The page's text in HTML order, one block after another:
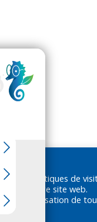
des statistiques de
sur notre site web.
à l'utilisation de